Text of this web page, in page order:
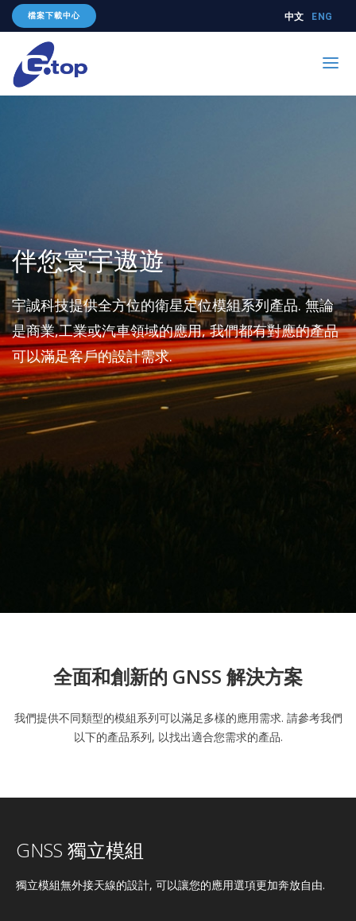
檔案下載中心 ENG
中文
聯絡我們
伴您寰宇遨遊
宇誠科技提供全方位的衛星定位模組系列產品. 無論
是商業,工業或汽車領域的應用, 我們都有對應的產品
可以滿足客戶的設計需求.
全面和創新的 GNSS 解決方案
我們提供不同類型的模組系列可以滿足多樣的應用需求. 請參考我們
以下的產品系列, 以找出適合您需求的產品.
GNSS 獨立模組
獨立模組無外接天線的設計, 可以讓您的應用選項更加奔放自由.